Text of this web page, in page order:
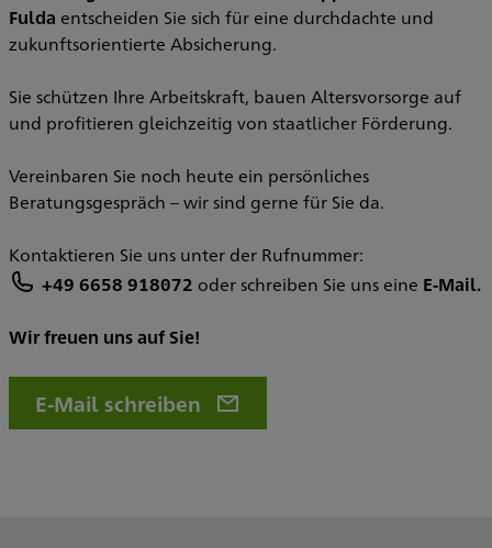
Fulda entscheiden Sie sich für eine durchdachte und
zukunftsorientierte Absicherung.
Sie schützen Ihre Arbeitskraft, bauen Altersvorsorge auf
und profitieren gleichzeitig von staatlicher Förderung.
Vereinbaren Sie noch heute ein persönliches
Beratungsgespräch – wir sind gerne für Sie da.
Kontaktieren Sie uns unter der Rufnummer:
+49 6658 918072 oder schreiben Sie uns eine E-Mail.
Wir freuen uns auf Sie!
E-Mail schreiben